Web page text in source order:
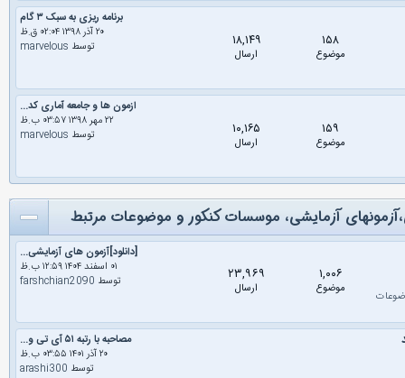
۱۵۸
موضوع
۱۸,۱۴۹
ارسال
برنامه ریزی به سبک ۳ گام
۲۰ آذر ۱۳۹۸ ۰۲:۰۴ ق.ظ
توسط marvelous
۱۵۹
موضوع
۱۰,۱۶۵
ارسال
ازمون ها و جامعه آماری کد...
۲۲ مهر ۱۳۹۸ ۰۳:۵۷ ب.ظ
توسط marvelous
آزمایشی، موسسات کنکور و موضوعات مرتبط
۱,۰۰۶
موضوع
۲۳,۹۶۹
ارسال
[دانلود]آزمون های آزمایشی...
۰۱ اسفند ۱۴۰۴ ۱۲:۵۹ ب.ظ
توسط farshchian2090
مصاحبه با رتبه ۵۱ آی تی و...
۲۰ آذر ۱۴۰۱ ۰۳:۵۵ ب.ظ
توسط arashi300